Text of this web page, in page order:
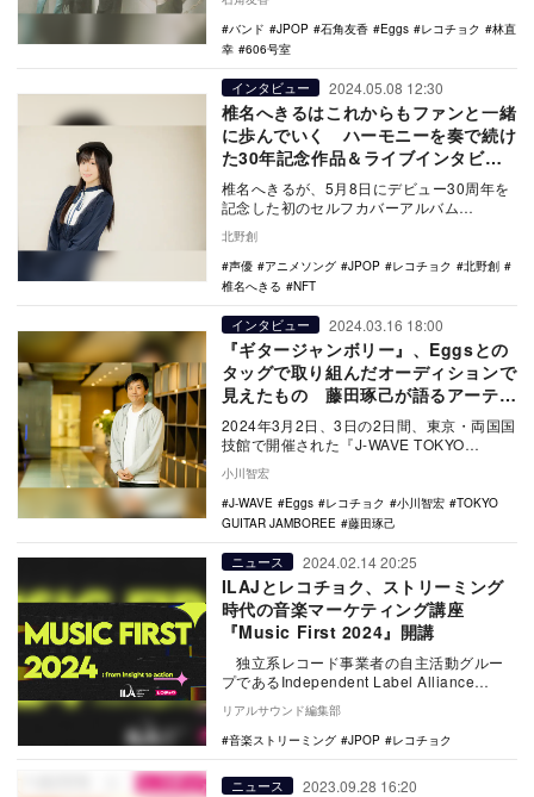
ストの活…
バンド
JPOP 石角友香 Eggs レコチョク
林直
幸
606号室
インタビュー 2024.05.08 12:30
椎名へきるはこれからもファンと一緒
に歩んでいく ハーモニーを奏で続け
た30年記念作品＆ライブインタビュ
ー
椎名へきるが、5月8日にデビュー30周年を
記念した初のセルフカバーアルバム
今…
北野創
声優
アニメソング JPOP レコチョク
北野創
椎名へきる
NFT
インタビュー 2024.03.16 18:00
『ギタージャンボリー』、Eggsとの
タッグで取り組んだオーディションで
見えたもの 藤田琢己が語るアーティ
ストへの思い
2024年3月2日、3日の2日間、東京・両国国
技館で開催された『J-WAVE TOKYO
GUITAR JAMBOREE 202…
小川智宏
J-WAVE
Eggs レコチョク 小川智宏
TOKYO
GUITAR JAMBOREE
藤田琢己
ニュース 2024.02.14 20:25
ILAJとレコチョク、ストリーミング
時代の音楽マーケティング講座
『Music First 2024』開講
独立系レコード事業者の自主活動グルー
プであるIndependent Label Alliance
Japan（ILAJ）と…
リアルサウンド編集部
音楽ストリーミング
JPOP レコチョク
ニュース 2023.09.28 16:20